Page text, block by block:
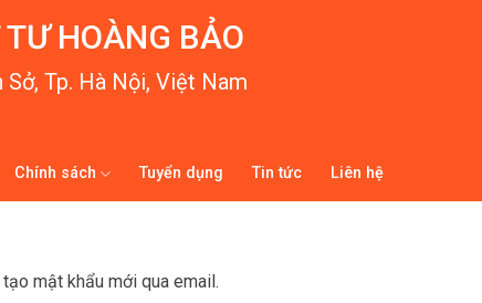
HOÀNG BẢO
Tp. Hà Nội, Việt Nam
Chính sách Tuyển dụng Tin tức Liên hệ
mật khẩu mới qua email.